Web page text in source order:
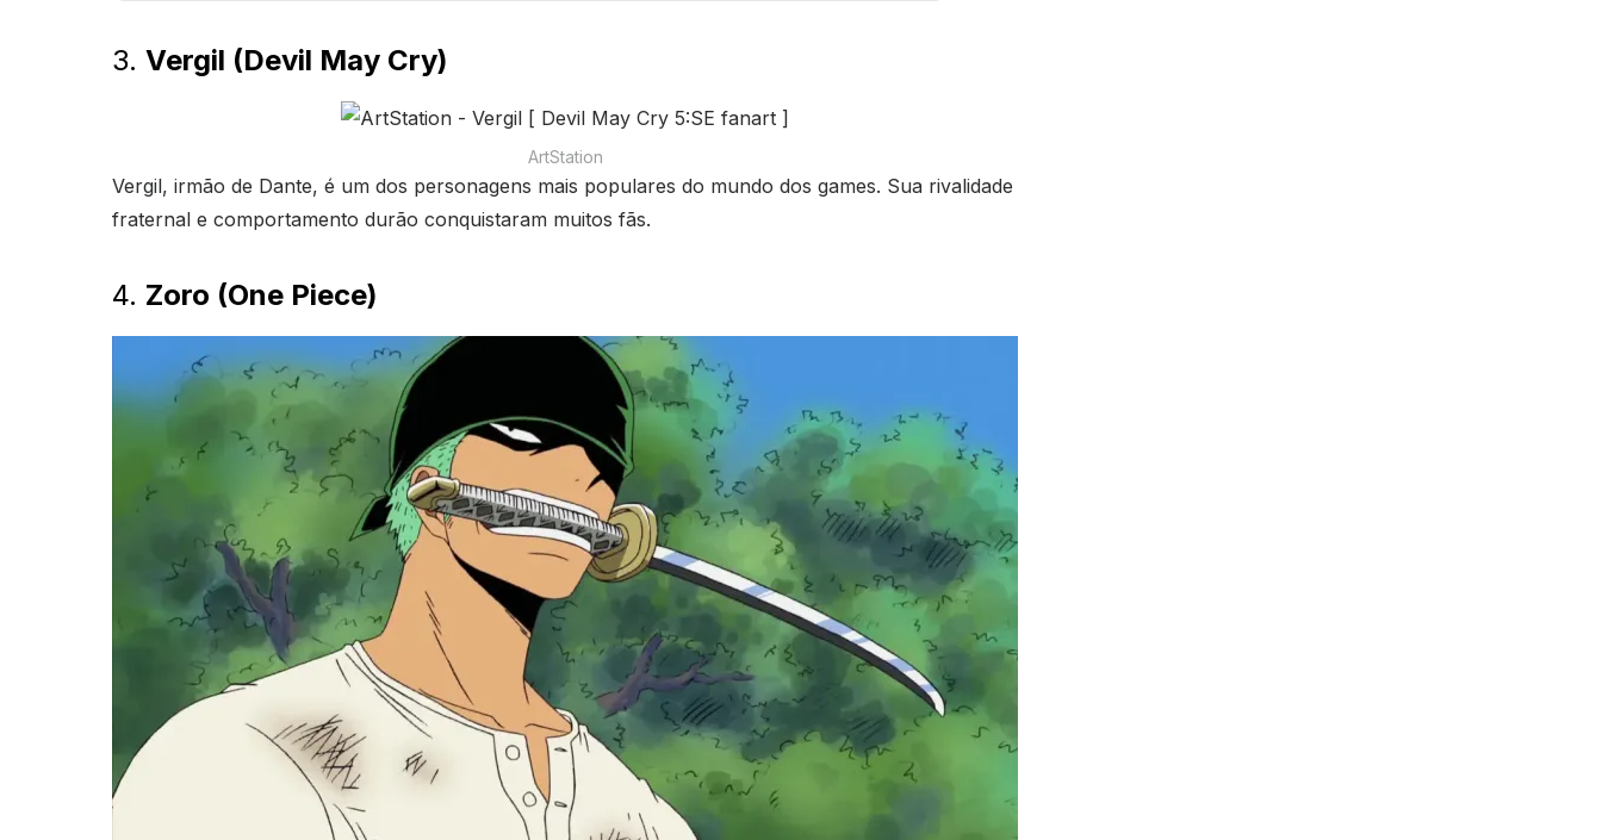
3. Vergil (Devil May Cry)
ArtStation
Vergil, irmão de Dante, é um dos personagens mais populares do mundo dos games. Sua rivalidade
fraternal e comportamento durão conquistaram muitos fãs.
4. Zoro (One Piece)